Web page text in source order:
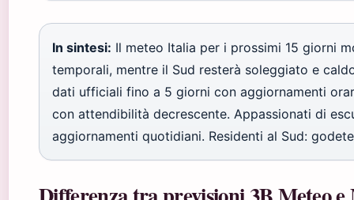
In sintesi: Il meteo Italia per i prossimi 15 giorni
temporali, mentre il Sud resterà soleggiato e
dati ufficiali fino a 5 giorni con aggiornamenti
con attendibilità decrescente. Appassionati di
aggiornamenti quotidiani. Residenti al Sud: